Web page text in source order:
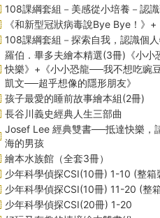
108課綱套組－美感從小培養－認
《和新型冠狀病毒說Bye Bye！》
108課綱套組－探索自我，認識個
羅伯．畢多夫繪本精選(3冊)《小
快樂》+《小小恐龍──我不想吃豌
凱文──超乎想像的隱形朋友》
孩子最愛的睡前故事繪本組(2冊)
長谷川義史經典人生三部曲
Josef Lee 經典雙書──抵達快樂，
海的男孩
繪本水族館（全套3冊）
少年科學偵探CSI(10冊) 1-10 (整箱
少年科學偵探CSI(10冊) 11-20 (整
少年科學偵探CSI(20冊) 1-20